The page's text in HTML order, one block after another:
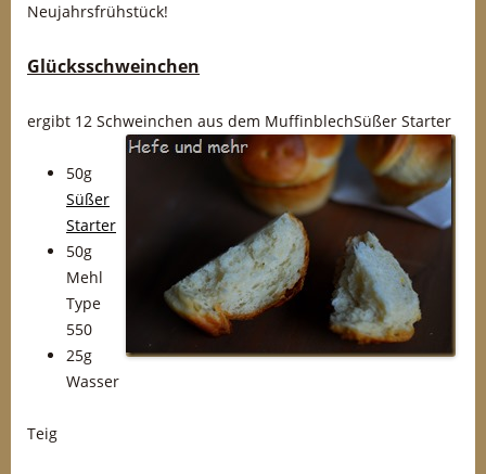
Neujahrsfrühstück!
Glücksschweinchen
ergibt 12 Schweinchen aus dem MuffinblechSüßer Starter
50g
Süßer
Starter
50g
Mehl
Type
550
25g
Wasser
Teig